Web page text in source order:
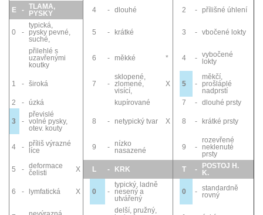
E
- TLAMA,
PYSKY
4 - dlouhé 2 - přílišné úhlení
0 -
typická,
pysky pevné,
suché,
5 - krátké 3 - vbočené lokty
přilehlé s
uzavřenými
koutky
6 - měkké * 4 - vybočené
lokty
1 - široká 7 -
sklopené,
zlomené,
visící,
X 5 -
měkčí,
prošláplé
nadprstí
2
- úzká kupírované 7 - dlouhé prsty
3 -
převislé
volné pysky,
otev. kouty
8 - netypický tvar X 8 - krátké prsty
4 - příliš výrazné
líce
9 -
nízko
nasazené
9 -
rozevřené
neklenuté
prsty
5
- deformace
čelisti
X L - KRK T -
POSTOJ H.
K.
6 - lymfatická X 0 -
typický, ladně
nesený a
utvářený
0 - standardně
rovný
delší, pružný,